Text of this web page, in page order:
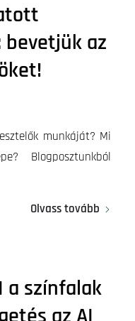
az
munkáját? Mi
Blogposztunkból
Olvass tovább
a színfalak